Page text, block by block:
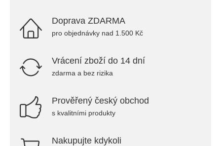
Doprava ZDARMA
pro objednávky nad 1.500 Kč
Vrácení zboží do 14 dní
zdarma a bez rizika
Prověřený český obchod
s kvalitními produkty
Nakupujte kdykoli